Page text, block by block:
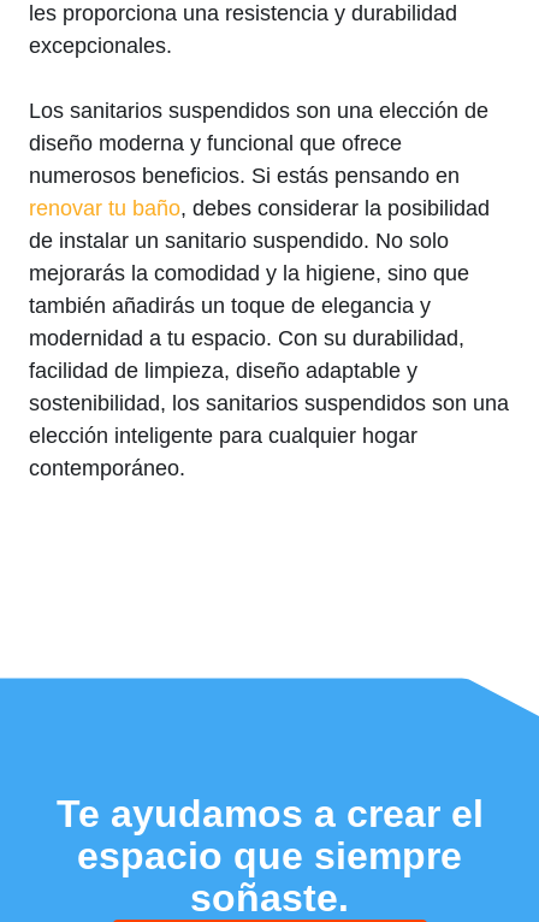
les proporciona una resistencia y durabilidad
excepcionales.
Los sanitarios suspendidos son una elección de
diseño moderna y funcional que ofrece
numerosos beneficios. Si estás pensando en
renovar tu baño, debes considerar la posibilidad
de instalar un sanitario suspendido. No solo
mejorarás la comodidad y la higiene, sino que
también añadirás un toque de elegancia y
modernidad a tu espacio. Con su durabilidad,
facilidad de limpieza, diseño adaptable y
sostenibilidad, los sanitarios suspendidos son una
elección inteligente para cualquier hogar
contemporáneo.
Te ayudamos a crear el
espacio que siempre
soñaste.